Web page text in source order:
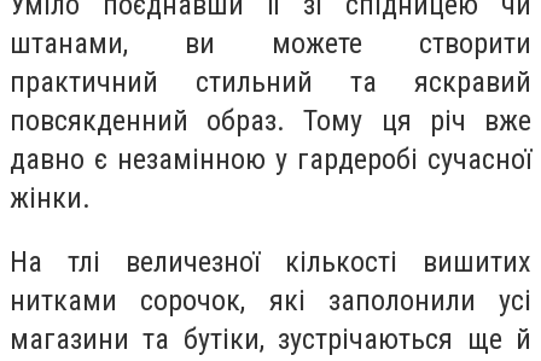
штанами, ви можете створити
практичний стильний та яскравий
повсякденний образ. Тому ця річ вже
давно є незамінною у гардеробі сучасної
жінки.
На тлі величезної кількості вишитих
нитками сорочок, які заполонили усі
магазини та бутіки, зустрічаються ще й